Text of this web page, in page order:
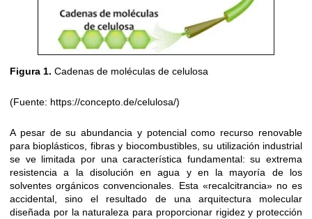
Figura 1. Cadenas de moléculas de celulosa
(Fuente: https://concepto.de/celulosa/)
A pesar de su abundancia y potencial como recurso renovable
para bioplásticos, fibras y biocombustibles, su utilización industrial
se ve limitada por una característica fundamental: su extrema
resistencia a la disolución en agua y en la mayoría de los
solventes orgánicos convencionales. Esta «recalcitrancia» no es
accidental, sino el resultado de una arquitectura molecular
diseñada por la naturaleza para proporcionar rigidez y protección